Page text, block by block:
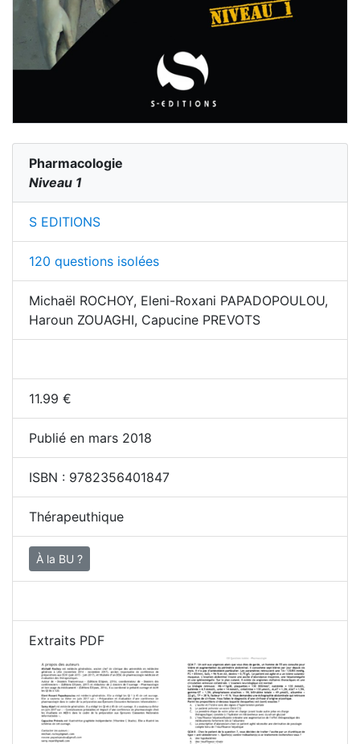
Pharmacologie
Niveau 1
S EDITIONS
120 questions isolées
Michaël ROCHOY, Eleni-Roxani PAPADOPOULOU,
Haroun ZOUAGHI, Capucine PREVOTS
11.99 €
Publié en mars 2018
ISBN : 9782356401847
Thérapeuthique
À la BU ?
Extraits PDF